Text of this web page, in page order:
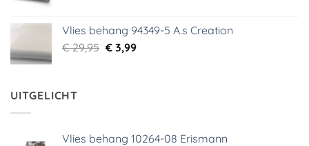
€ 29,95.€ 5,99.
Vlies behang 94349-5 A.s Creation
€29,95 Oorspronkelijke
€3,99Huidige
UITGELICHT
Vlies behang 10264-08 Erismann